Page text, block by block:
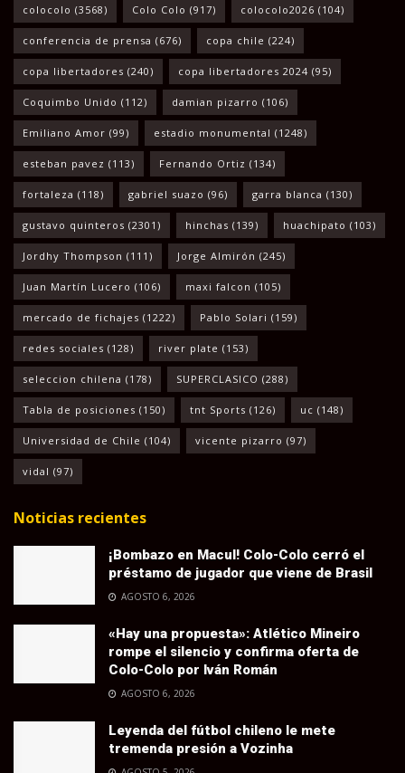
colocolo (3568) Colo Colo (917) colocolo2026 (104)
conferencia de prensa (676) copa chile (224)
copa libertadores (240) copa libertadores 2024 (95)
Coquimbo Unido (112) damian pizarro (106)
Emiliano Amor (99) estadio monumental (1248)
esteban pavez (113) Fernando Ortiz (134)
fortaleza (118) gabriel suazo (96) garra blanca (130)
gustavo quinteros (2301) hinchas (139) huachipato (103)
Jordhy Thompson (111) Jorge Almirón (245)
Juan Martín Lucero (106) maxi falcon (105)
mercado de fichajes (1222) Pablo Solari (159)
redes sociales (128) river plate (153)
seleccion chilena (178) SUPERCLASICO (288)
Tabla de posiciones (150) tnt Sports (126) uc (148)
Universidad de Chile (104) vicente pizarro (97)
vidal (97)
Noticias recientes
¡Bombazo en Macul! Colo-Colo cerró el
préstamo de jugador que viene de Brasil
AGOSTO 6, 2026
«Hay una propuesta»: Atlético Mineiro
rompe el silencio y confirma oferta de
Colo-Colo por Iván Román
AGOSTO 6, 2026
Leyenda del fútbol chileno le mete
tremenda presión a Vozinha